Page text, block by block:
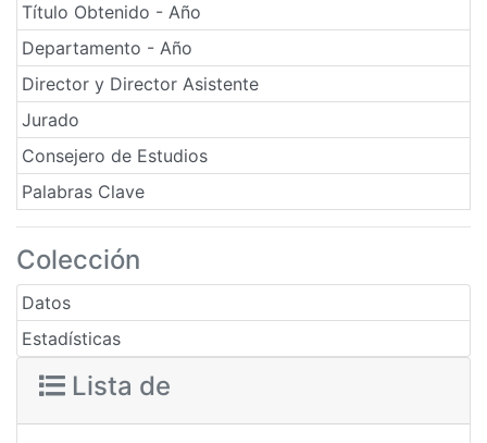
Título Obtenido - Año
Departamento - Año
Director y Director Asistente
Jurado
Consejero de Estudios
Palabras Clave
Colección
Datos
Estadísticas
Lista de